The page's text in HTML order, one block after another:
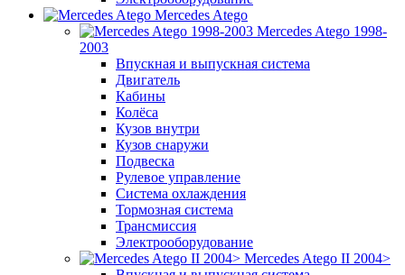
Mercedes Atego
Mercedes Atego 1998-
2003
Впускная и выпускная система
Двигатель
Кабины
Колёса
Кузов внутри
Кузов снаружи
Подвеска
Рулевое управление
Система охлаждения
Тормозная система
Трансмиссия
Электрооборудование
Mercedes Atego II 2004>